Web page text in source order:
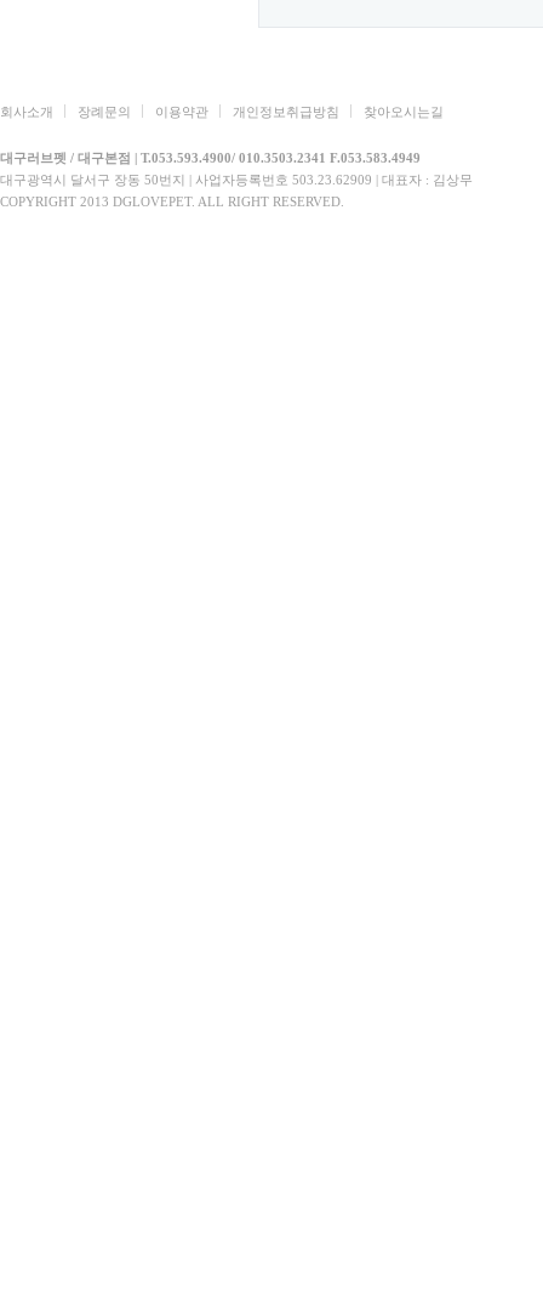
회사소개 장례문의 이용약관 개인정보취급방침 찾아오시는길
대구러브펫 / 대구본점 | T.053.593.4900/ 010.3503.2341 F.053.583.4949
대구광역시 달서구 장동 50번지 | 사업자등록번호 503.23.62909 | 대표자 : 김상무
COPYRIGHT 2013 DGLOVEPET. ALL RIGHT RESERVED.